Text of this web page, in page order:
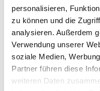
personalisieren,
zu können und die
analysieren. Außerdem
Verwendung unserer
soziale Medien,
Partner führen diese
weiteren Daten
SALE 25%